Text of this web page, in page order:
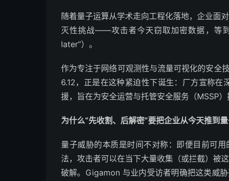
随着量子运算从学术走向工程化落地，企业面
灭性挑战——攻击者今天窃取加密数据，等
later”）。
作为专注于网络可观测性与流量可视化的安
6.12，正是在这种紧迫性下诞生：厂方宣称
援，旨在为安全运营与托管安全服务（MSSP）
为什么“先收割、后解密”要把企业从今天推到量
量子威胁的本质是时间不对称：即便目前可
法，攻击者可以在当下大量收集（或拦截）被
破解。Gigamon 与业内受访者明确把这类威